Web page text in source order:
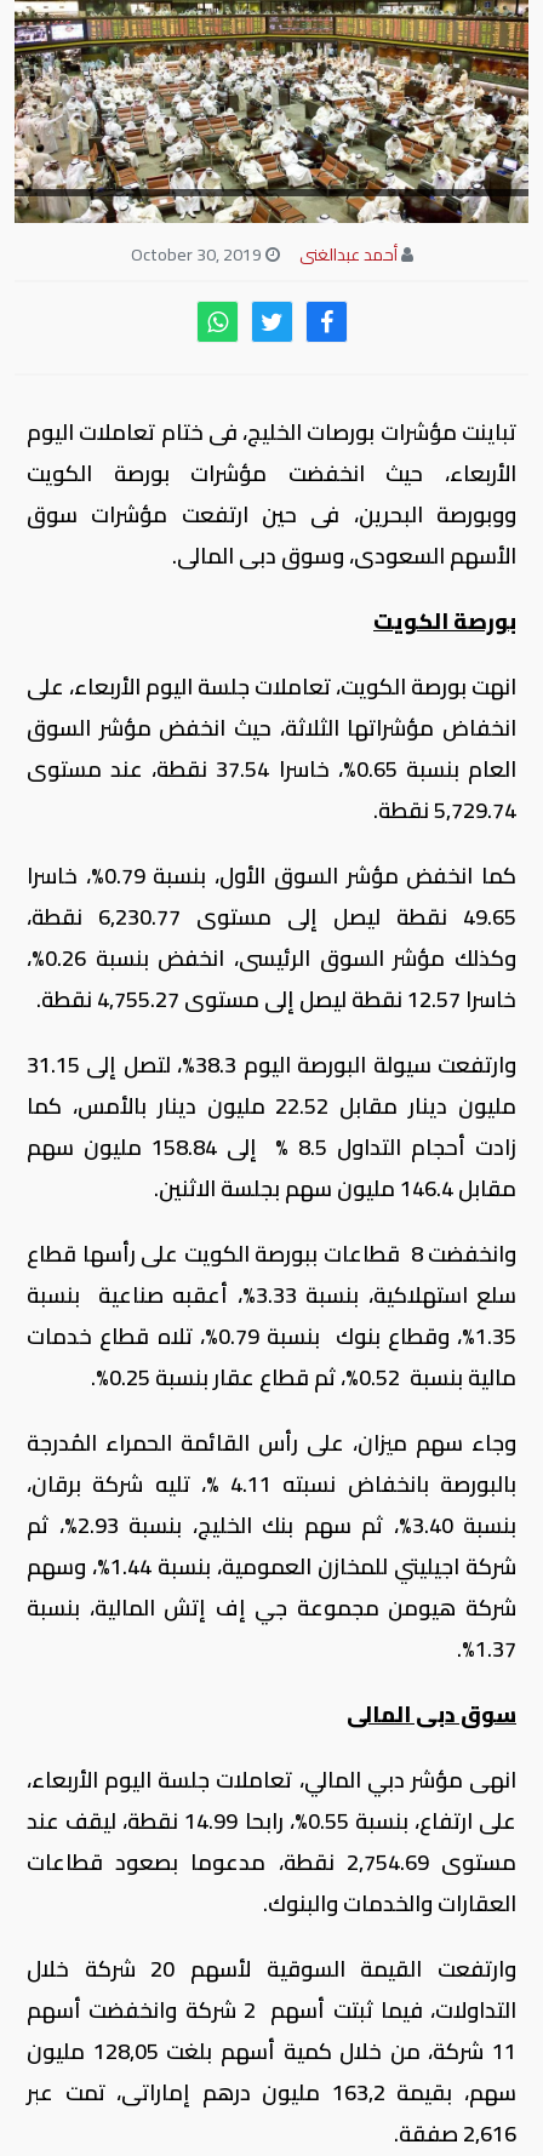
أحمد عبدالغنى
تباينت مؤشرات بورصات الخليج، فى ختام تعاملات اليوم
الأربعاء، حيث انخفضت مؤشرات بورصة الكويت
ووبورصة البحرين، فى حين ارتفعت مؤشرات سوق
الأسهم السعودى، وسوق دبى المالى.
بورصة الكويت
انهت بورصة الكويت، تعاملات جلسة اليوم الأربعاء، على
انخفاض مؤشراتها الثلاثة، حيث انخفض مؤشر السوق
العام بنسبة 0.65%، خاسرا 37.54 نقطة، عند مستوى
5,729.74 نقطة.
كما انخفض مؤشر السوق الأول، بنسبة 0.79%، خاسرا
49.65 نقطة ليصل إلى مستوى 6,230.77 نقطة،
وكذلك مؤشر السوق الرئيسى، انخفض بنسبة 0.26%،
خاسرا 12.57 نقطة ليصل إلى مستوى 4,755.27 نقطة.
وارتفعت سيولة البورصة اليوم 38.3%، لتصل إلى 31.15
مليون دينار مقابل 22.52 مليون دينار بالأمس، كما
زادت أحجام التداول 8.5 % إلى 158.84 مليون سهم
مقابل 146.4 مليون سهم بجلسة الاثنين.
وانخفضت 8 قطاعات ببورصة الكويت على رأسها قطاع
سلع استهلاكية، بنسبة 3.33%، أعقبه صناعية بنسبة
1.35%، وقطاع بنوك بنسبة 0.79%، تلاه قطاع خدمات
مالية بنسبة 0.52%، ثم قطاع عقار بنسبة 0.25%.
وجاء سهم ميزان، على رأس القائمة الحمراء المُدرجة
بالبورصة بانخفاض نسبته 4.11 %، تليه شركة برقان،
بنسبة 3.40%، ثم سهم بنك الخليج، بنسبة 2.93%، ثم
شركة اجيليتي للمخازن العمومية، بنسبة 1.44%، وسهم
شركة هيومن مجموعة جي إف إتش المالية، بنسبة
1.37%.
سوق دبى المالى
انهى مؤشر دبي المالي، تعاملات جلسة اليوم الأربعاء،
على ارتفاع، بنسبة 0.55%، رابحا 14.99 نقطة، ليقف عند
مستوى 2,754.69 نقطة، مدعوما بصعود قطاعات
العقارات والخدمات والبنوك.
وارتفعت القيمة السوقية لأسهم 20 شركة خلال
التداولات، فيما ثبتت أسهم 2 شركة وانخفضت أسهم
11 شركة، من خلال كمية أسهم بلغت 128,05 مليون
سهم، بقيمة 163,2 مليون درهم إماراتى، تمت عبر
2,616 صفقة.